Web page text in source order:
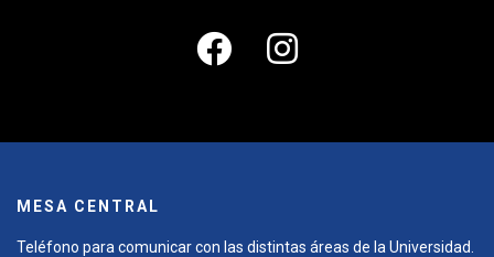
MESA CENTRAL
Teléfono para comunicar con las distintas áreas de la Universidad.